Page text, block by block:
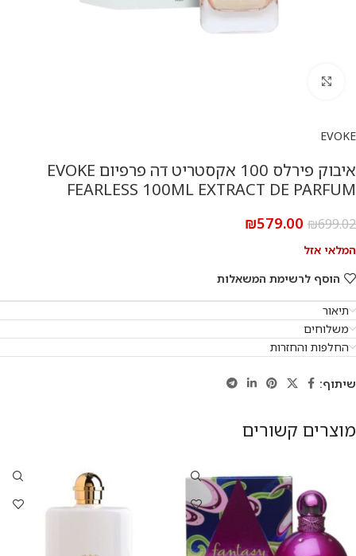
EVOKE
איבוק פירלס 100 אקסטריט דה פרפיום EVOKE
FEARLESS 100ML EXTRACT DE PARFUM
₪699.02
₪579.00
המלאי אזל
הוסף לרשימת המשאלות
תיאור
משלוחים
החלפות והחזרות
שיתוף:
מוצרים קשורים